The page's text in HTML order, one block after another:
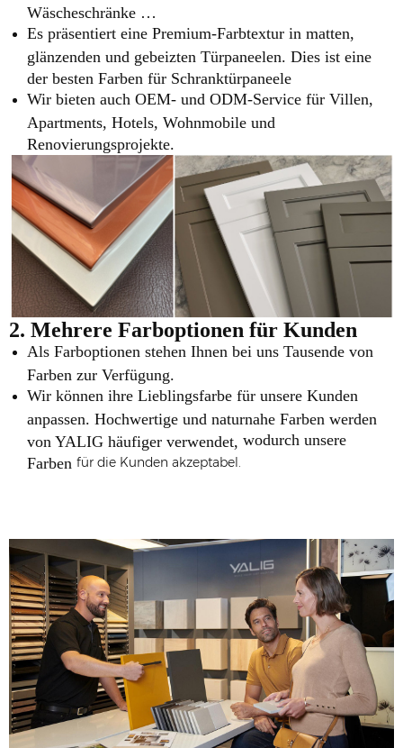
Wäscheschränke …
Es präsentiert eine Premium-Farbtextur in matten,
glänzenden und gebeizten Türpaneelen. Dies ist eine
der besten Farben für Schranktürpaneele
Wir bieten auch OEM- und ODM-Service für Villen,
Apartments, Hotels, Wohnmobile und
Renovierungsprojekte.
2. Mehrere Farboptionen für Kunden
Als Farboptionen stehen Ihnen bei uns Tausende von
Farben zur Verfügung.
Wir können ihre Lieblingsfarbe für unsere Kunden
anpassen. Hochwertige und naturnahe Farben werden
von YALIG häufiger verwendet, wodurch unsere
Farben für die Kunden akzeptabel.